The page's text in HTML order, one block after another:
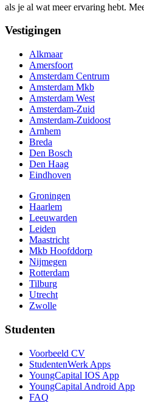
als je al wat meer ervaring hebt.
Vestigingen
Alkmaar
Amersfoort
Amsterdam Centrum
Amsterdam Mkb
Amsterdam West
Amsterdam-Zuid
Amsterdam-Zuidoost
Arnhem
Breda
Den Bosch
Den Haag
Eindhoven
Groningen
Haarlem
Leeuwarden
Leiden
Maastricht
Mkb Hoofddorp
Nijmegen
Rotterdam
Tilburg
Utrecht
Zwolle
Studenten
Voorbeeld CV
StudentenWerk Apps
YoungCapital IOS App
YoungCapital Android App
FAQ